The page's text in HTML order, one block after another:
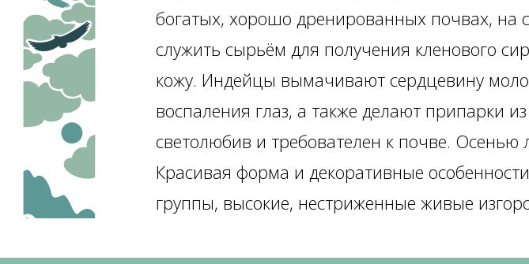
богатых, хорошо дренированных почвах, на
служить сырьём для получения кленового
кожу. Индейцы вымачивают сердцевину
воспаления глаз, а также делают припарки
светолюбив и требователен к почве.
Красивая форма и декоративные
группы, высокие, нестриженные живые